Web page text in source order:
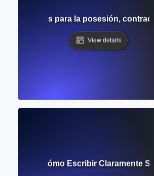
Reglas para la posesión,
View details
Cómo Escribir Claramente